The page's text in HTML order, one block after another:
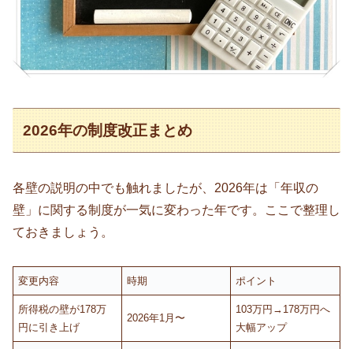
2026年の制度改正まとめ
各壁の説明の中でも触れましたが、2026年は「年収の
壁」に関する制度が一気に変わった年です。ここで整理し
ておきましょう。
変更内容 時期 ポイント
所得税の壁が178万
円に引き上げ
2026年1月〜
103万円→178万円へ
大幅アップ